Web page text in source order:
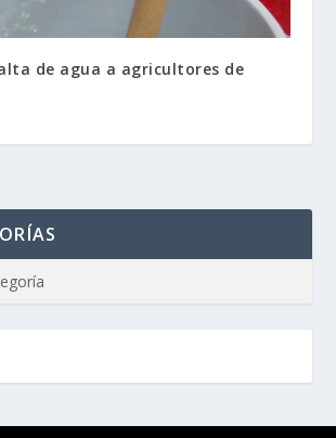
de agua a agricultores de